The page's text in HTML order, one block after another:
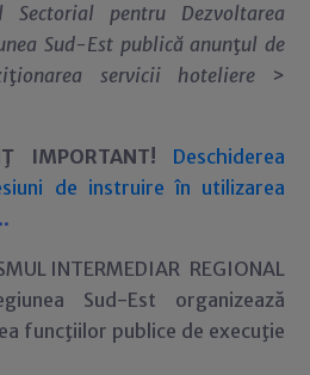
Sectorial pentru Dezvoltarea
Sud-Est publică anunţul de
ţionarea servicii hoteliere >
IMPORTANT! Deschiderea
de instruire în utilizarea
INTERMEDIAR REGIONAL
Sud-Est organizează
funcţiilor publice de execuţie